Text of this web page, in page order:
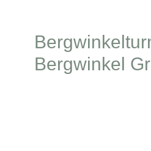
Bergwinkel